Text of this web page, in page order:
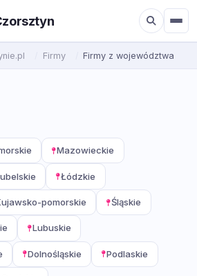
Firmy Firmy z województwa
Mazowieckie
Łódzkie
pomorskie Śląskie
Lubuskie
Dolnośląskie Podlaskie